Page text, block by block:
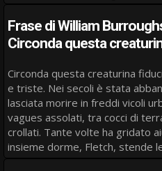
Frase di William
Circonda questa
Circonda questa creaturina fiduciosa anche un'aura fatale
e triste. Nei secoli è stata abbandonata molte volte,
lasciata morire in freddi vicoli urbani, in torridi terrains
vagues assolati, tra cocci di terraglie, ortiche, muri
crollati. Tante volte ha gridato aiuto invano. Fa le fusa e